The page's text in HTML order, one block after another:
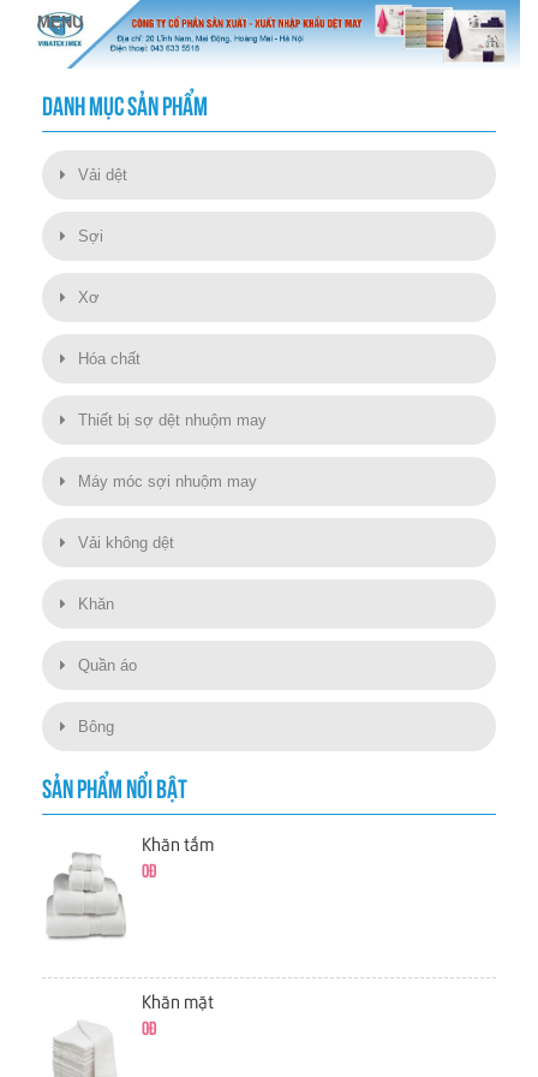
DANH MỤC SẢN PHẨM
Vải dệt
Sợi
Xơ
Hóa chất
Thiết bị sợ dệt nhuộm may
Máy móc sợi nhuộm may
Vải không dệt
Khăn
Quần áo
Bông
SẢN PHẨM NỔI BẬT
Khăn tắm
0đ
Khăn mặt
0đ